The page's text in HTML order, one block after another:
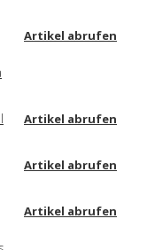
Artikel abrufen
Artikel abrufen
Artikel abrufen
Artikel abrufen